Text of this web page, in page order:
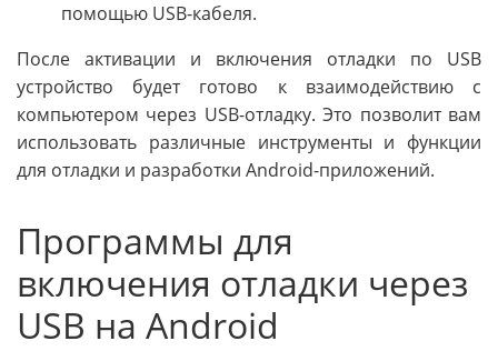
помощью USB-кабеля.
После активации и включения отладки по USB
устройство будет готово к взаимодействию с
компьютером через USB-отладку. Это позволит вам
использовать различные инструменты и функции
для отладки и разработки Android-приложений.
Программы для
включения отладки через
USB на Android